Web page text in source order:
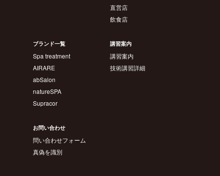
直営店
飲食店
ブランド一覧
Spa treatment
AIRARE
abSalon
natureSPA
Supracor
講習案内
講習案内
技術講習詳細
お問い合わせ
問い合わせフォーム
真偽を識別